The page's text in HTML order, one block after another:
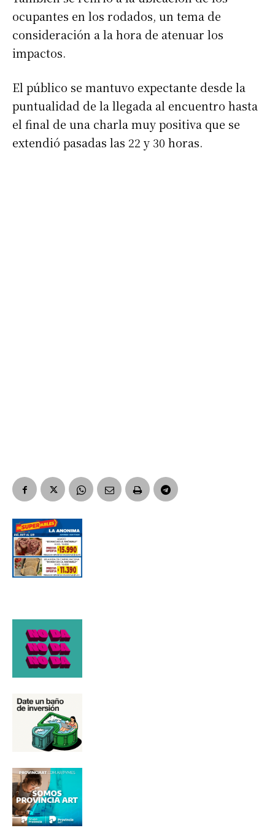
Dirección de correo electrónico*
Apellidos
Número de teléfono
ocupantes en los rodados, un tema de
consideración a la hora de atenuar los
impactos.
El público se mantuvo expectante desde la
puntualidad de la llegada al encuentro hasta
el final de una charla muy positiva que se
extendió pasadas las 22 y 30 horas.